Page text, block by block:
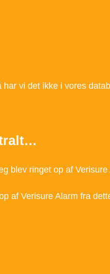
vi det ikke i vores
blev ringet op af
af Verisure Alarm fra